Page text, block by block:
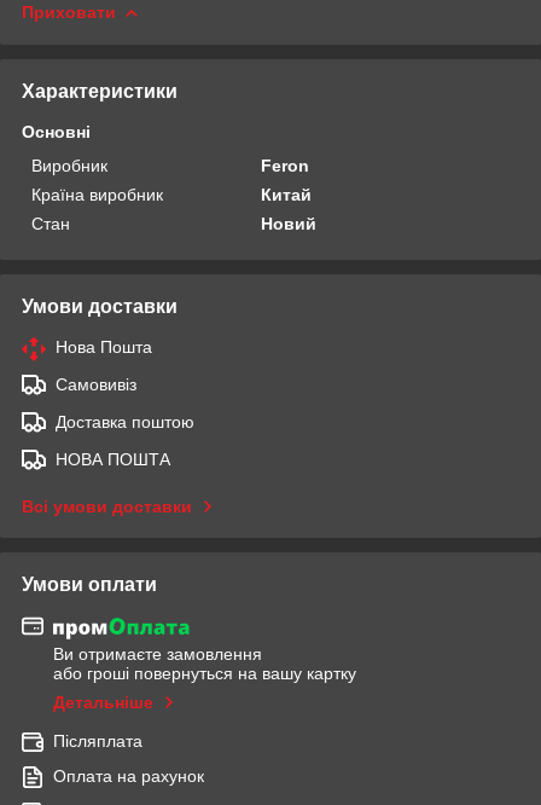
Приховати
Характеристики
Основні
Виробник
Feron
Країна виробник
Китай
Стан
Новий
Умови доставки
Нова Пошта
Самовивіз
Доставка поштою
НОВА ПОШТА
Всі умови доставки
Умови оплати
Ви отримаєте замовлення
або гроші повернуться на вашу картку
Детальніше
Післяплата
Оплата на рахунок